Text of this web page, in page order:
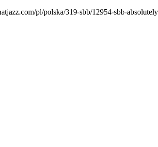
pl/polska/319-sbb/12954-sbb-